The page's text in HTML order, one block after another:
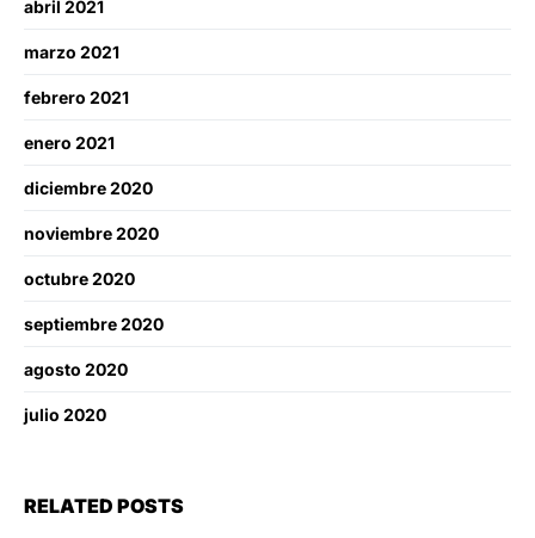
abril 2021
marzo 2021
febrero 2021
enero 2021
diciembre 2020
noviembre 2020
octubre 2020
septiembre 2020
agosto 2020
julio 2020
RELATED POSTS